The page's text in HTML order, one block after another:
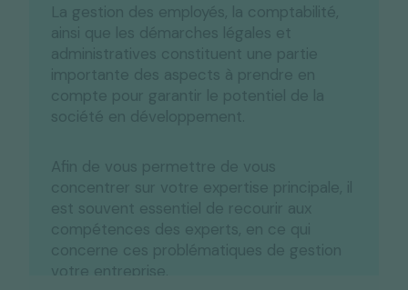
La gestion des employés, la comptabilité,
ainsi que les démarches légales et
administratives constituent une partie
importante des aspects à prendre en
compte pour garantir le potentiel de la
société en développement.
Afin de vous permettre de vous
concentrer sur votre expertise principale, il
est souvent essentiel de recourir aux
compétences des experts, en ce qui
concerne ces problématiques de gestion
votre entreprise.